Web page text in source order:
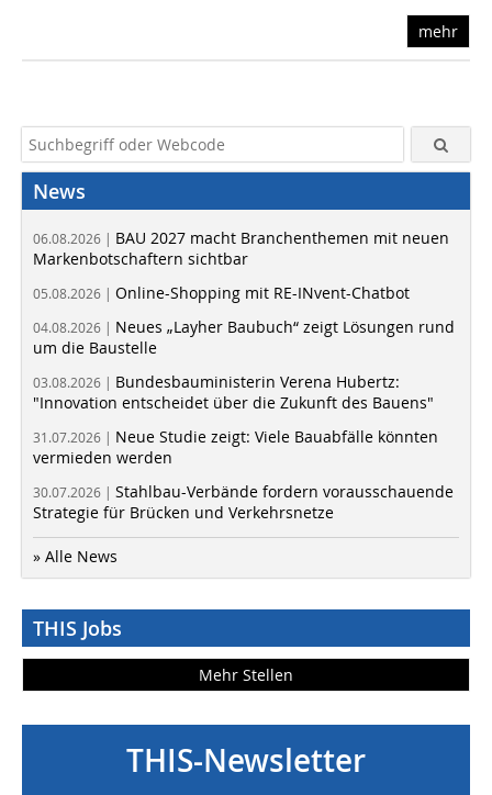
mehr
News
06.08.2026 | BAU 2027 macht Branchenthemen mit neuen
Markenbotschaftern sichtbar
05.08.2026 | Online-Shopping mit RE-INvent-Chatbot
04.08.2026 | Neues „Layher Baubuch“ zeigt Lösungen rund
um die Baustelle
03.08.2026 | Bundesbauministerin Verena Hubertz:
"Innovation entscheidet über die Zukunft des Bauens"
31.07.2026 | Neue Studie zeigt: Viele Bauabfälle könnten
vermieden werden
30.07.2026 | Stahlbau-Verbände fordern vorausschauende
Strategie für Brücken und Verkehrsnetze
» Alle News
THIS Jobs
Mehr Stellen
THIS-Newsletter